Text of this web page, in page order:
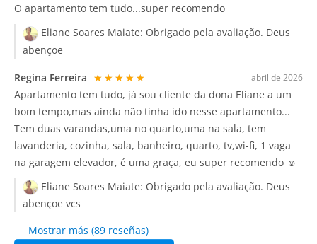
O apartamento tem tudo...super recomendo
Eliane Soares Maiate: Obrigado pela avaliação. Deus
abençoe
abril de 2026
Regina Ferreira ★★★★★
Apartamento tem tudo, já sou cliente da dona Eliane a um
bom tempo,mas ainda não tinha ido nesse apartamento...
Tem duas varandas,uma no quarto,uma na sala, tem
lavanderia, cozinha, sala, banheiro, quarto, tv,wi-fi, 1 vaga
na garagem elevador, é uma graça, eu super recomendo ☺️
Eliane Soares Maiate: Obrigado pela avaliação. Deus
abençoe vcs
Mostrar más (89 reseñas)